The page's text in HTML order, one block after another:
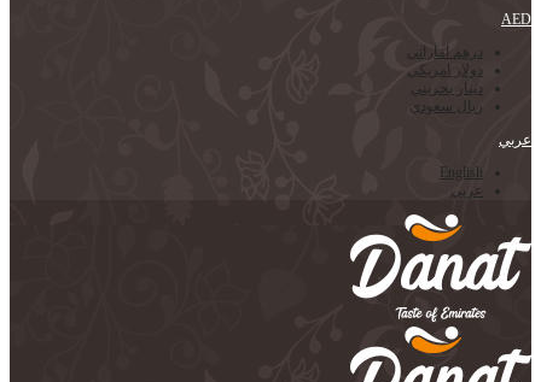
AED
درهم اماراتي
دولار امريكي
دينار بحريني
ريال سعودي
عربي
English
عربي